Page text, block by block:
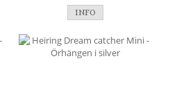
INFO